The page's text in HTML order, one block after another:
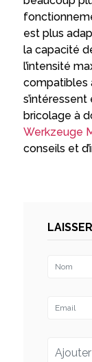
est plus
la capacité
l’intensité
compatibles
bricolage à
Werkzeuge
conseils et